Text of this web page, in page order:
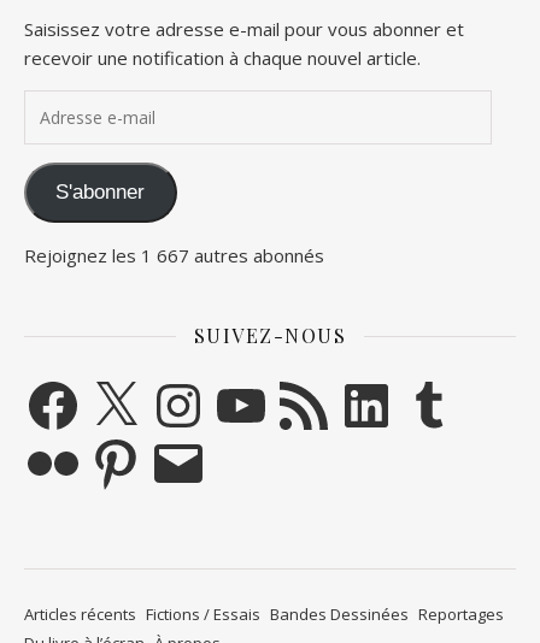
Saisissez votre adresse e-mail pour vous abonner et
recevoir une notification à chaque nouvel article.
S'abonner
Rejoignez les 1 667 autres abonnés
SUIVEZ-NOUS
Facebook
X InstagramYouTubeFlux RSSLinkedIn Tumblr
PinterestE-mail
Articles récents Fictions / Essais Bandes Dessinées Reportages